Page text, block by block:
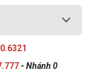
- Nhánh 0